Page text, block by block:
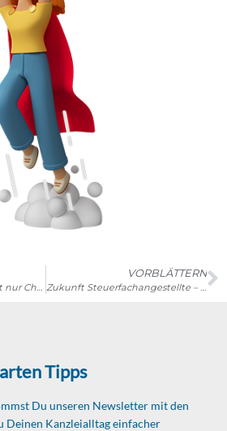
Honorargespräche – nicht nur Chefsache
VORBLÄTTERN
Zukunft Steuerfachangestellte – von der Erstellung zur Gestaltung
Tipps
Du unseren Newsletter mit den
Deinen Kanzleialltag einfacher